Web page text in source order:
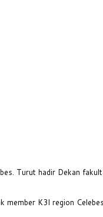
Turut hadir Dekan
member K3I region Celebes.